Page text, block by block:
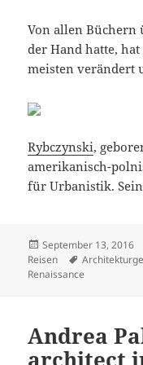
Von allen Büchern
der Hand hatte,
meisten verändert
Rybczynski,
amerikanisch-
für Urbanistik.
Veröffentlicht
am
September 13, 2016
Reisen
Schlagwörter
Renaissance
Andrea